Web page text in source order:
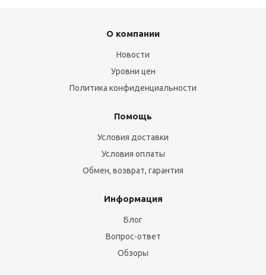
О компании
Новости
Уровни цен
Политика конфиденциальности
Помощь
Условия доставки
Условия оплаты
Обмен, возврат, гарантия
Информация
Блог
Вопрос-ответ
Обзоры